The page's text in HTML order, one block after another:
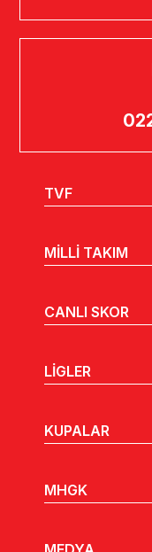
TVF
MİLLİ TAKIM
CANLI SKOR
LİGLER
KUPALAR
MHGK